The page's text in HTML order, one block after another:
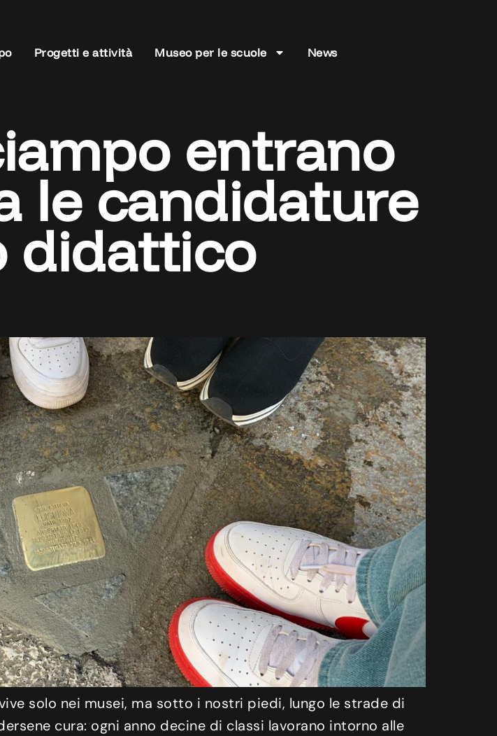
Progetti e attività Museo per le scuole News
entrano
le candidature
didattico
solo nei musei, ma sotto i nostri piedi, lungo le strade di
cura: ogni anno decine di classi lavorano intorno alle